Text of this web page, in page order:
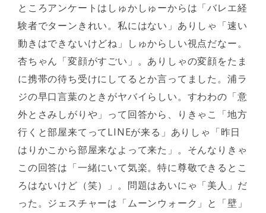
ところアンケートはしゅかしゅーからは「バレエ経
験者でターンきれい。私にはない」ありしゃ「速い
動きはできないけどね」しゅからしい視点だなー。
杏ちゃん「変顔がすごい」。ありしゃの変顔をたま
に携帯の待ち受けにしてるとか言ってました。浦ラ
ジの早口言葉のときがヤバイらしい。すわわの「意
外とさみしがりや」って回答から、りきゃこ「地方
行くと部屋来てってLINEが来る」ありしゃ「昨日
はりかこから部屋来なよって来た」。そんなりきゃ
この回答は「一緒にいて気楽。特に尊敬できるとこ
ろはないけど（笑）」。問題はあいにゃ「美人」だ
った。ジェスチャーは「ムーンウォーク」と「壁」